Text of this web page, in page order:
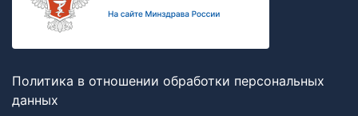
Политика в отношении обработки персональных
данных